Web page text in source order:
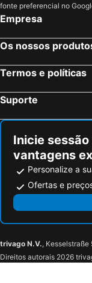
Landhotel Saar-
Hotel Deutscher Hof
Park Plaza Trier
Hotel Perler Hof
Hotel Restaurant
fonte preferencial no
Empresa
Os nossos
Termos e políticas
Suporte
Inicie
vantagens
Personalize a
Ofertas e
trivago N.V., Kesselstraße
Direitos autorais 2026